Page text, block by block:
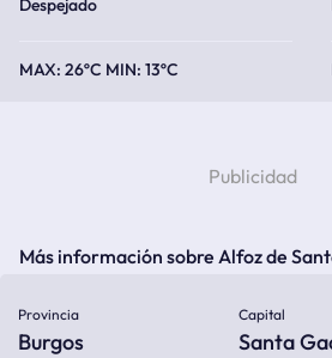
26ºC 13ºC
Más información sobre Alfoz de
Provincia
Burgos
Capital
Santa